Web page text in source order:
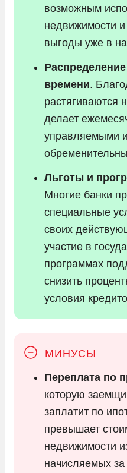
возможным
недвижимости
выгоды уже в
времени.
растягиваются
делает
управляемыми
Льготы и
Многие банки
специальные
своих
участие в
программах
снизить
условия
Переплата по
которую
заплатит по
превышает
недвижимости
начисляемых